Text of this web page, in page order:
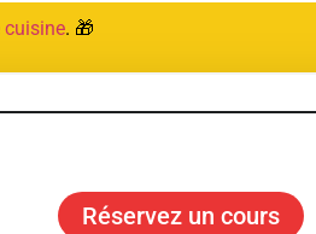
cuisine. 🎁
Réservez un cours